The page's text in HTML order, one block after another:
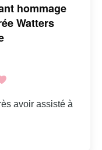
hommage
Watters
avoir assisté à